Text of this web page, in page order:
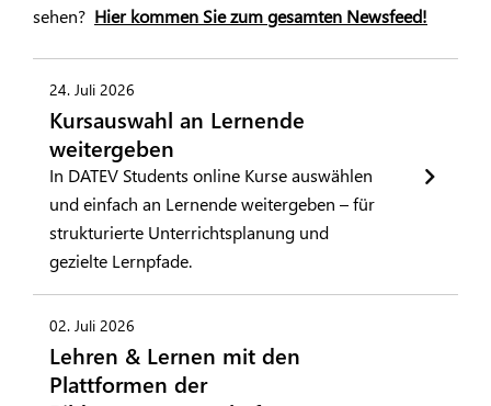
sehen? Hier kommen Sie zum gesamten Newsfeed!
24. Juli 2026
Kursauswahl an Lernende
weitergeben
In DATEV Students online Kurse auswählen
und einfach an Lernende weitergeben – für
strukturierte Unterrichtsplanung und
gezielte Lernpfade.
02. Juli 2026
Lehren & Lernen mit den
Plattformen der